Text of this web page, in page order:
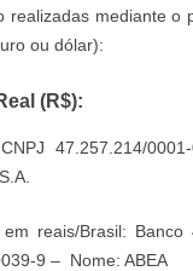
realizadas mediante o
ou dólar):
(R$):
47.257.214/
reais/Brasil: Banco
9 – Nome: ABEA